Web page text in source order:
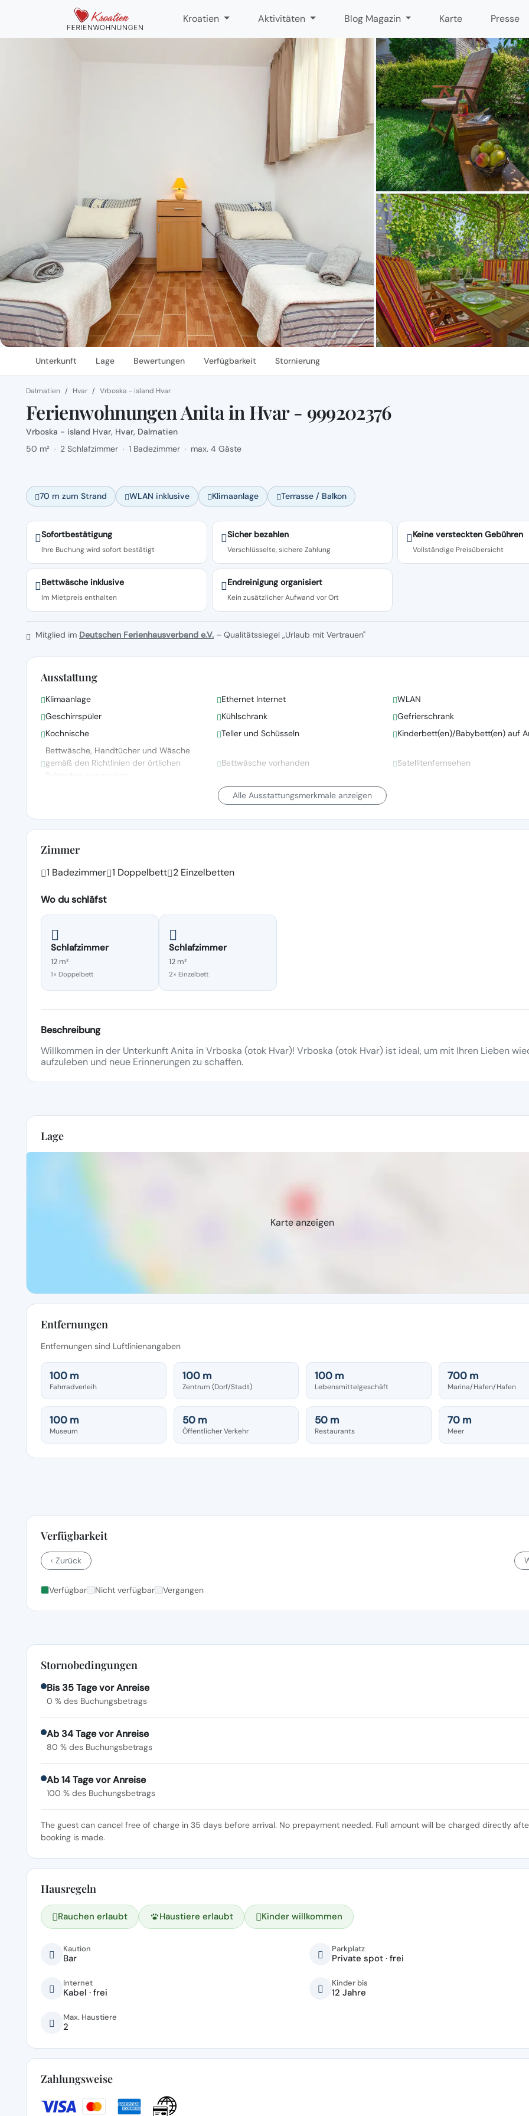
Kroatien Aktivitäten Blog Magazin Karte Presse
Unterkunft Lage Bewertungen Verfügbarkeit Stornierung
Dalmatien Hvar Vrboska - island Hvar
Ferienwohnungen Anita in Hvar - 999202376
Vrboska - island Hvar, Hvar, Dalmatien
50 m² · 2 Schlafzimmer · 1 Badezimmer · max. 4 Gäste
70 m zum Strand WLAN inklusive Klimaanlage Terrasse / Balkon
Sofortbestätigung
Ihre Buchung wird sofort bestätigt
Sicher bezahlen
Verschlüsselte, sichere Zahlung
Keine versteckten Gebühren
Vollständige Preisübersicht
Bettwäsche inklusive
Im Mietpreis enthalten
Endreinigung organisiert
Kein zusätzlicher Aufwand vor Ort
Mitglied im Deutschen Ferienhausverband e.V. – Qualitätssiegel „Urlaub mit Vertrauen"
Ausstattung
Klimaanlage Ethernet Internet
WLAN
Geschirrspüler
Kühlschrank
Gefrierschrank
Kochnische
Teller und Schüsseln
Kinderbett(en)/Babybett(en) auf
Bettwäsche, Handtücher und Wäsche
gemäß den Richtlinien der örtlichen
Bettwäsche vorhanden Satellitenfernsehen
Alle Ausstattungsmerkmale anzeigen
Zimmer
1 Badezimmer 1 Doppelbett 2 Einzelbetten
Wo du schläfst
Schlafzimmer
12 m²
1× Doppelbett
Schlafzimmer
12 m²
2× Einzelbett
Beschreibung
Willkommen in der Unterkunft Anita in Vrboska (otok Hvar)! Vrboska (otok Hvar) ist ideal, um mit Ihren Lieben
aufzuleben und neue Erinnerungen zu schaffen.
Lage
Karte anzeigen
Entfernungen
Entfernungen sind Luftlinienangaben
100 m
Fahrradverleih
100 m
Zentrum (Dorf/Stadt)
100 m
Lebensmittelgeschäft
700 m
Marina/Hafen/Hafen
100 m
Museum
50 m
Öffentlicher Verkehr
50 m
Restaurants
70 m
Meer
Verfügbarkeit
‹ Zurück
Verfügbar Nicht verfügbar Vergangen
Stornobedingungen
Bis 35 Tage vor Anreise
0 % des Buchungsbetrags
Ab 34 Tage vor Anreise
80 % des Buchungsbetrags
Ab 14 Tage vor Anreise
100 % des Buchungsbetrags
The guest can cancel free of charge in 35 days before arrival. No prepayment needed. Full amount will be charged directly
booking is made.
Hausregeln
Rauchen erlaubt Haustiere erlaubt Kinder willkommen
Kaution
Bar
Parkplatz
Private spot · frei
Internet
Kabel · frei
Kinder bis
12 Jahre
Max. Haustiere
2
Zahlungsweise